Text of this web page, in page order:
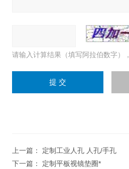
请输入计算结果（填写阿拉伯数字）
上一篇： 定制工业人孔 人孔/手孔
下一篇： 定制平板视镜垫圈*